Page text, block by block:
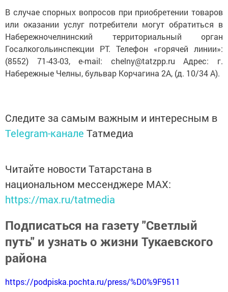
В случае спорных вопросов при приобретении товаров
или оказании услуг потребители могут обратиться в
Набережночелнинский территориальный орган
Госалкогольинспекции РТ. Телефон «горячей линии»:
(8552) 71-43-03, e-mail: chelny@tatzpp.ru Адрес: г.
Набережные Челны, бульвар Корчагина 2А, (д. 10/34 А).
Следите за самым важным и интересным в
Telegram-канале Татмедиа
Читайте новости Татарстана в
национальном мессенджере MАХ:
https://max.ru/tatmedia
Подписаться на газету "Светлый
путь" и узнать о жизни Тукаевского
района
https://podpiska.pochta.ru/press/%D0%9F9511